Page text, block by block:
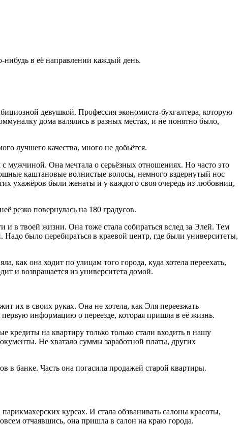
нибудь в её направлении каждый день.
девушкой. Профессия экономиста-бухгалтера, которую
дома валялись в разных местах, и не понятно было,
лучшего качества, много не добьётся.
мужчиной. Она мечтала о серьёзных отношениях. Но часто это
каштановые волнистые волосы, немного вздернутый нос
ухажёров были женаты и у каждого своя очередь из любовниц,
резко повернулась на 180 градусов.
и в твоей жизни. Она тоже стала собираться вслед за Элей. Тем
было перебираться в краевой центр, где были университеты,
как она ходит по улицам того города, куда хотела переехать,
и возвращается из университета домой.
их в своих руках. Она не хотела, как Эля переезжать
информацию о переезде, которая пришла в её жизнь.
на квартиру только только стали входить в нашу
Не хватало суммы заработной платы, других
в банке. Часть она погасила продажей старой квартиры.
курсах. И стала обзванивать салоны красоты,
отчаявшись, она пришла в салон на краю города.